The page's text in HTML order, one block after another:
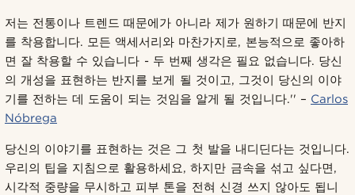
저는 전통이나 트렌드 때문에가 아니라 제가 원하기 때문에 반지
를 착용합니다. 모든 액세서리와 마찬가지로, 본능적으로 좋아하
면 잘 착용할 수 있습니다 - 두 번째 생각은 필요 없습니다. 당신
의 개성을 표현하는 반지를 보게 될 것이고, 그것이 당신의 이야
기를 전하는 데 도움이 되는 것임을 알게 될 것입니다.'' – Carlos
Nóbrega
당신의 이야기를 표현하는 것은 그 첫 발을 내디딘다는 것입니다.
우리의 팁을 지침으로 활용하세요, 하지만 금속을 섞고 싶다면,
시각적 중량을 무시하고 피부 톤을 전혀 신경 쓰지 않아도 됩니